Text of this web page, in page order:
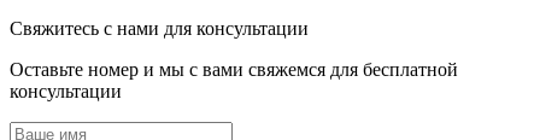
Свяжитесь с нами для консультации
Оставьте номер и мы с вами свяжемся для бесплатной
консультации